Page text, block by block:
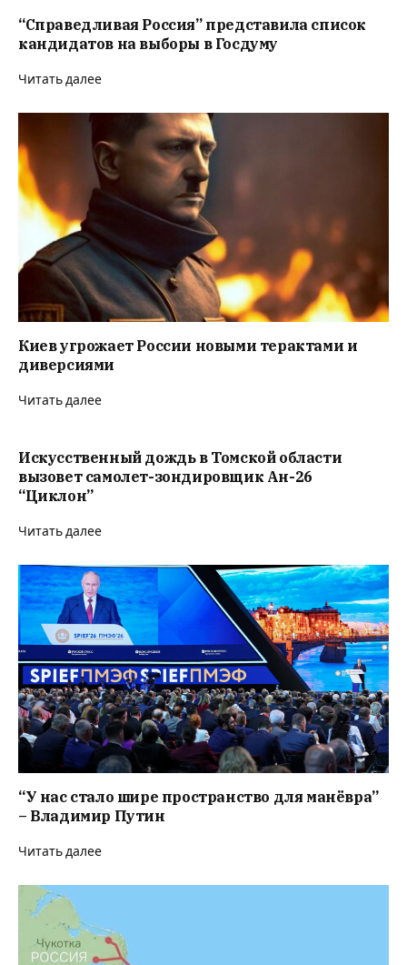
“Справедливая Россия” представила список
кандидатов на выборы в Госдуму
Читать далее
Киев угрожает России новыми терактами и
диверсиями
Читать далее
Искусственный дождь в Томской области
вызовет самолет-зондировщик Ан-26
“Циклон”
Читать далее
“У нас стало шире пространство для манёвра”
– Владимир Путин
Читать далее